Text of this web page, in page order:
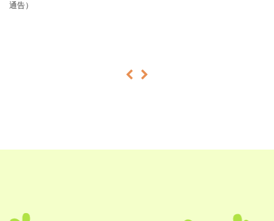
通告）
« »